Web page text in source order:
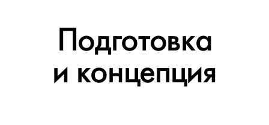
Подготовка
и концепция